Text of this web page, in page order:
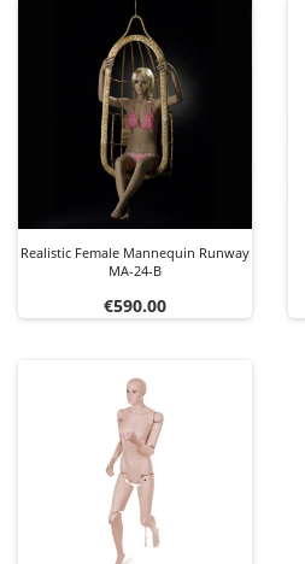
Realistic Female Mannequin Runway
MA-24-B
Price
€590.00